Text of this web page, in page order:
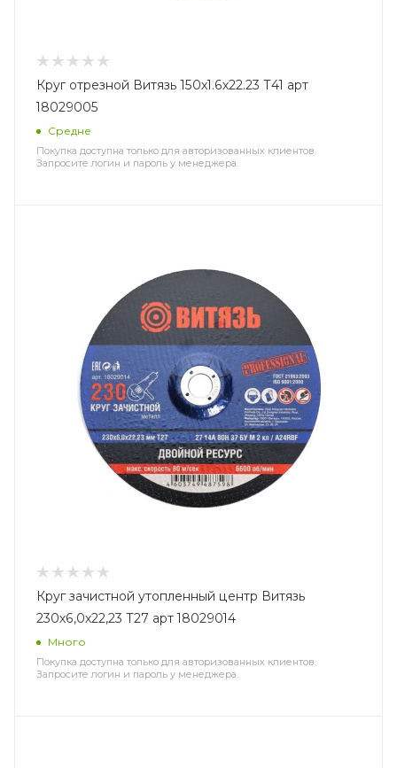
Круг отрезной Витязь 150х1.6х22.23 Т41 арт
18029005
Средне
Покупка доступна только для авторизованных клиентов.
Запросите логин и пароль у менеджера.
Круг зачистной утопленный центр Витязь
230х6,0х22,23 Т27 арт 18029014
Много
Покупка доступна только для авторизованных клиентов.
Запросите логин и пароль у менеджера.